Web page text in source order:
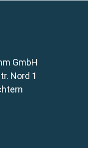
GmbH
Nord 1